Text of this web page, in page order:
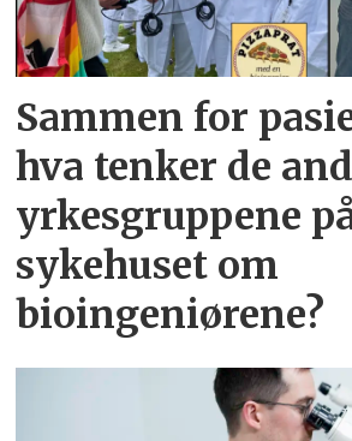
Sammen for
hva tenker de
yrkesgruppene
sykehuset om
bioingeniørene?